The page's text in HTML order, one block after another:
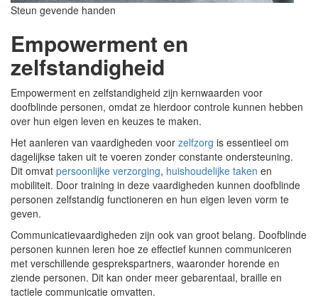
Steun gevende handen
Empowerment en
zelfstandigheid
Empowerment en zelfstandigheid zijn kernwaarden voor
doofblinde personen, omdat ze hierdoor controle kunnen hebben
over hun eigen leven en keuzes te maken.
Het aanleren van vaardigheden voor zelfzorg is essentieel om
dagelijkse taken uit te voeren zonder constante ondersteuning.
Dit omvat persoonlijke verzorging, huishoudelijke taken en
mobiliteit. Door training in deze vaardigheden kunnen doofblinde
personen zelfstandig functioneren en hun eigen leven vorm te
geven.
Communicatievaardigheden zijn ook van groot belang. Doofblinde
personen kunnen leren hoe ze effectief kunnen communiceren
met verschillende gesprekspartners, waaronder horende en
ziende personen. Dit kan onder meer gebarentaal, braille en
tactiele communicatie omvatten.